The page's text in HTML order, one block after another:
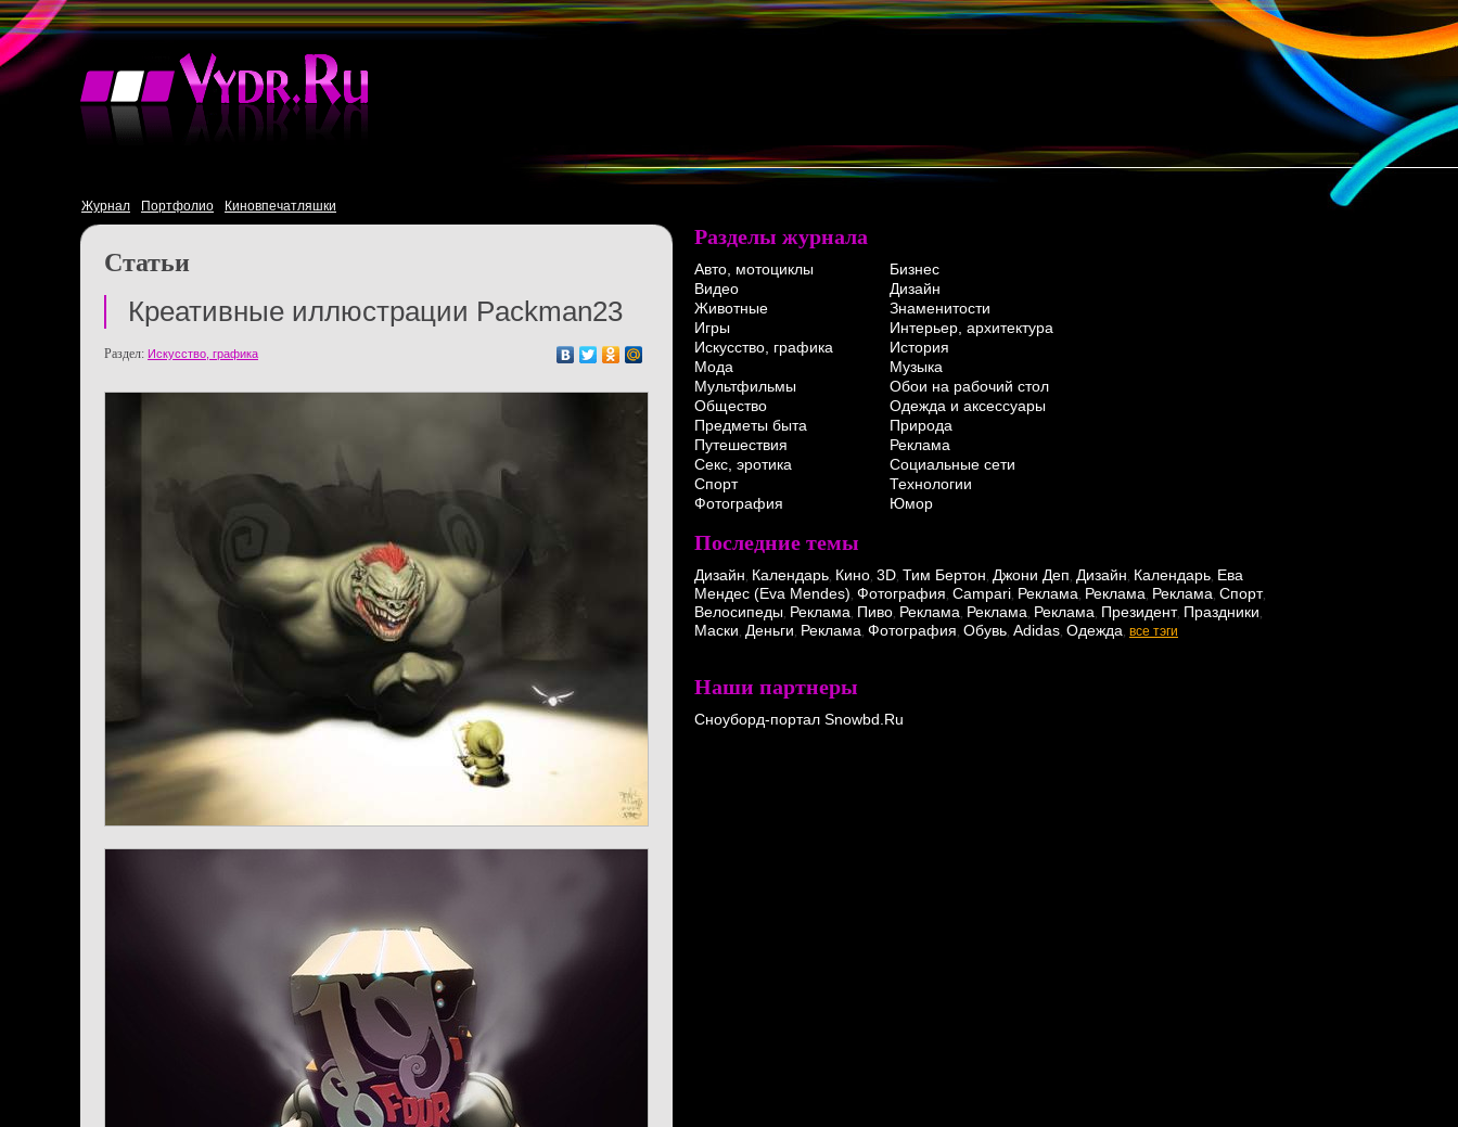
Журнал Портфолио Киновпечатляшки
Статьи
Креативные иллюстрации Packman23
Раздел: Искусство, графика
Разделы журнала
Авто, мотоциклы
Бизнес
Видео
Дизайн
Животные
Знаменитости
Игры
Интерьер, архитектура
Искусство, графика
История
Мода
Музыка
Мультфильмы
Обои на рабочий стол
Общество
Одежда и аксессуары
Предметы быта
Природа
Путешествия
Реклама
Секс, эротика
Социальные сети
Спорт
Технологии
Фотография
Юмор
Последние темы
Дизайн, Календарь, Кино, 3D, Тим Бертон, Джони Деп, Дизайн, Календарь, Ева
Мендес (Eva Mendes), Фотография, Campari, Реклама, Реклама, Реклама, Спорт,
Велосипеды, Реклама, Пиво, Реклама, Реклама, Реклама, Президент, Праздники,
Маски, Деньги, Реклама, Фотография, Обувь, Adidas, Одежда, все тэги
Наши партнеры
Сноуборд-портал Snowbd.Ru